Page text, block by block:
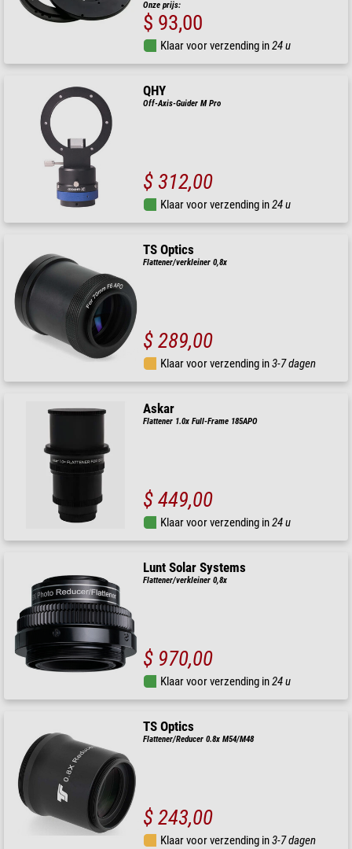
Onze prijs:
$ 93,00
Klaar voor verzending in24 u
QHY
Off-Axis-Guider M Pro
$ 312,00
Klaar voor verzending in24 u
TS Optics
Flattener/verkleiner 0,8x
$ 289,00
Klaar voor verzending in3-7 dagen
Askar
Flattener 1.0x Full-Frame 185APO
$ 449,00
Klaar voor verzending in24 u
Lunt Solar Systems
Flattener/verkleiner 0,8x
$ 970,00
Klaar voor verzending in24 u
TS Optics
Flattener/Reducer 0.8x M54/M48
$ 243,00
Klaar voor verzending in3-7 dagen